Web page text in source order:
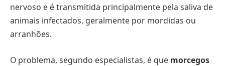
nervoso e é transmitida principalmente pela saliva de
animais infectados, geralmente por mordidas ou
arranhões.
O problema, segundo especialistas, é que morcegos